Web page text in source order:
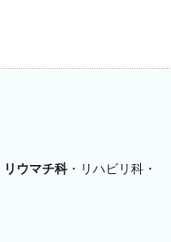
リウマチ科・リハビリ科・